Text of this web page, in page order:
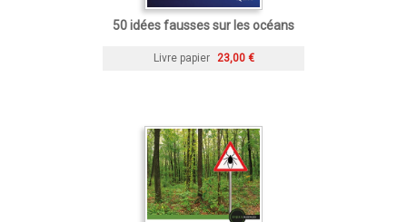
50 idées fausses sur les océans
Livre papier 23,00 €